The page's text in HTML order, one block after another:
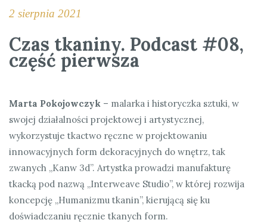
2 sierpnia 2021
Czas tkaniny. Podcast #08,
część pierwsza
Marta Pokojowczyk – malarka i historyczka sztuki, w
swojej działalności projektowej i artystycznej,
wykorzystuje tkactwo ręczne w projektowaniu
innowacyjnych form dekoracyjnych do wnętrz, tak
zwanych „Kanw 3d”. Artystka prowadzi manufakturę
tkacką pod nazwą „Interweave Studio”, w której rozwija
koncepcję „Humanizmu tkanin”, kierującą się ku
doświadczaniu ręcznie tkanych form.